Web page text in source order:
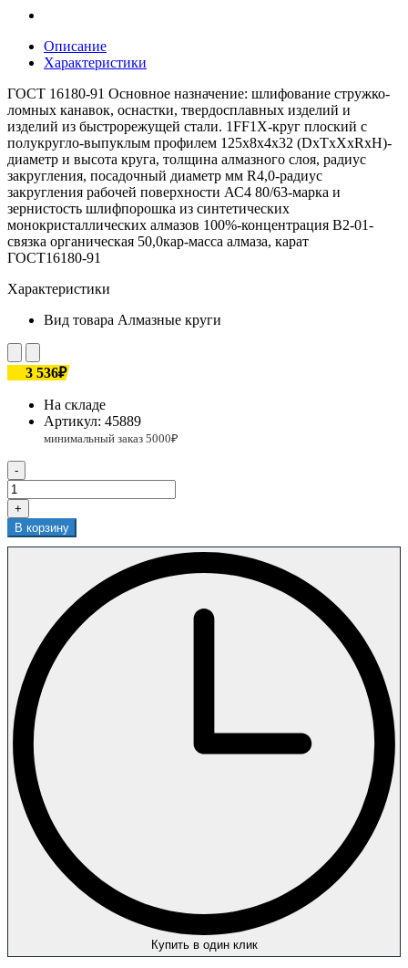
Описание
Характеристики
ГОСТ 16180-91 Основное назначение: шлифование стружко-
ломных канавок, оснастки, твердосплавных изделий и
изделий из быстрорежущей стали. 1FF1X-круг плоский с
полукругло-выпуклым профилем 125х8х4х32 (DxTxXxRxH)-
диаметр и высота круга, толщина алмазного слоя, радиус
закругления, посадочный диаметр мм R4,0-радиус
закругления рабочей поверхности АС4 80/63-марка и
зернистость шлифпорошка из синтетических
монокристаллических алмазов 100%-концентрация В2-01-
связка органическая 50,0кар-масса алмаза, карат
ГОСТ16180-91
Характеристики
Вид товара Алмазные круги
3 536₽
На складе
Артикул: 45889
-
+
В корзину
Купить в один клик